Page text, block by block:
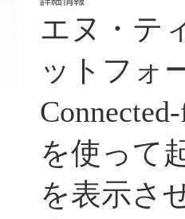
エヌ・テ
ットフォ
を使って
を表示さ